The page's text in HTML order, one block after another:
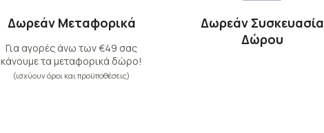
Δωρεάν Μεταφορικά
Για αγορές άνω των €49 σας
κάνουμε τα μεταφορικά δώρο!
(ισχύουν όροι και προϋποθέσεις)
Δωρεάν Συσκευασία
Δώρου